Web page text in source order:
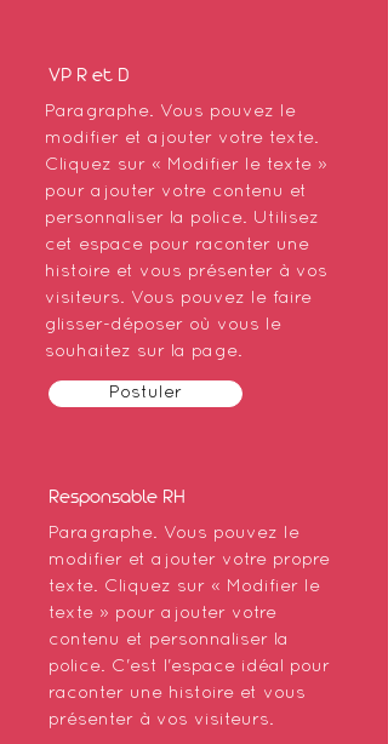
VP R et D
Paragraphe. Vous pouvez le
modifier et ajouter votre texte.
Cliquez sur « Modifier le texte »
pour ajouter votre contenu et
personnaliser la police. Utilisez
cet espace pour raconter une
histoire et vous présenter à vos
visiteurs. Vous pouvez le faire
glisser-déposer où vous le
souhaitez sur la page.
Postuler
Responsable RH
Paragraphe. Vous pouvez le
modifier et ajouter votre propre
texte. Cliquez sur « Modifier le
texte » pour ajouter votre
contenu et personnaliser la
police. C'est l'espace idéal pour
raconter une histoire et vous
présenter à vos visiteurs.